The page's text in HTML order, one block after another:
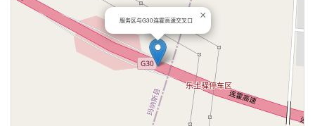
服务区与G30连霍高速交叉口 ×